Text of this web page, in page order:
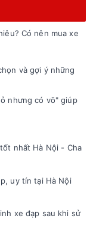
Có nên mua xe
và gợi ý những
nhưng có võ" giúp
nhất Hà Nội - Cha
uy tín tại Hà Nội
xe đạp sau khi sử